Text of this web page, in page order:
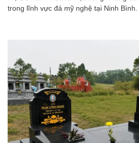
trong lĩnh vực đá mỹ nghệ tại Ninh